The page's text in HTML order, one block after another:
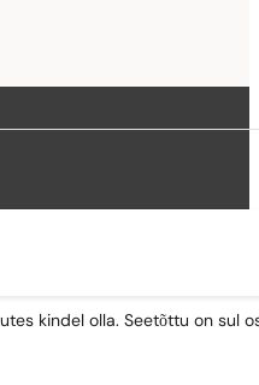
kindel olla. Seetõttu on sul